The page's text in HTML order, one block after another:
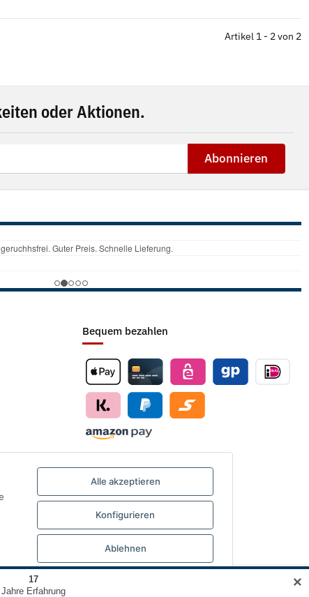
Alle akzeptieren
Konfigurieren
Ablehnen
Artikel 1 - 2 von 2
oder Aktionen.
Abonnieren
Bequem bezahlen
✕